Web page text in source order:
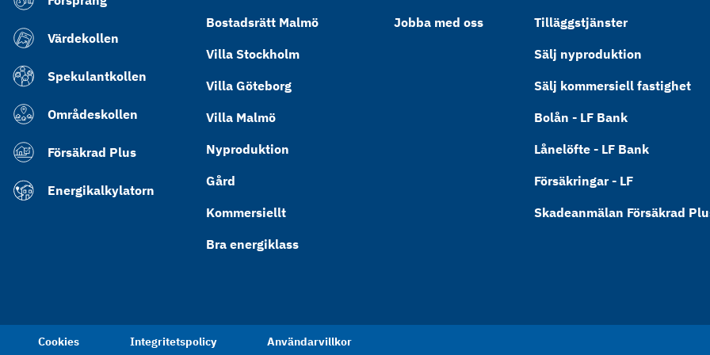
Värdekollen
Spekulantkollen
Områdeskollen
Försäkrad Plus
Energikalkylatorn
Bostadsrätt Malmö
Villa Stockholm
Villa Göteborg
Villa Malmö
Nyproduktion
Gård
Kommersiellt
Bra energiklass
Jobba med oss
Tilläggstjänster
Sälj nyproduktion
Sälj kommersiell fastighet
Bolån - LF Bank
Lånelöfte - LF Bank
Försäkringar - LF
Skadeanmälan Försäkrad
Cookies Integritetspolicy Användarvillkor